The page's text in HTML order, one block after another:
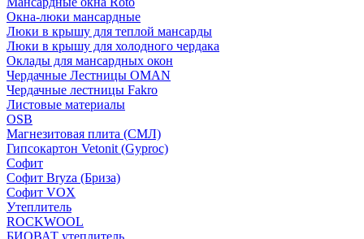
Окна-люки мансардные
Люки в крышу для теплой мансарды
Люки в крышу для холодного чердака
Оклады для мансардных окон
Чердачные Лестницы OMAN
Чердачные лестницы Fakro
Листовые материалы
OSB
Магнезитовая плита (СМЛ)
Гипсокартон Vetonit (Gyproc)
Софит
Софит Bryza (Бриза)
Софит VOX
Утеплитель
ROCKWOOL
БИОВАТ утеплитель